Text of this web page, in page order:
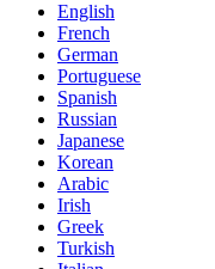
English
French
German
Portuguese
Spanish
Russian
Japanese
Korean
Arabic
Irish
Greek
Turkish